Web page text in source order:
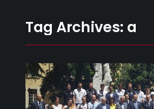
Tag Archives: a